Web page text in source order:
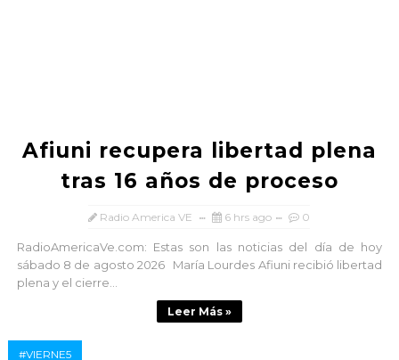
Afiuni recupera libertad plena
tras 16 años de proceso
Radio America VE 6 hrs ago 0
RadioAmericaVe.com: Estas son las noticias del día de hoy
sábado 8 de agosto 2026 María Lourdes Afiuni recibió libertad
plena y el cierre...
Leer Más »
#VIERNE5